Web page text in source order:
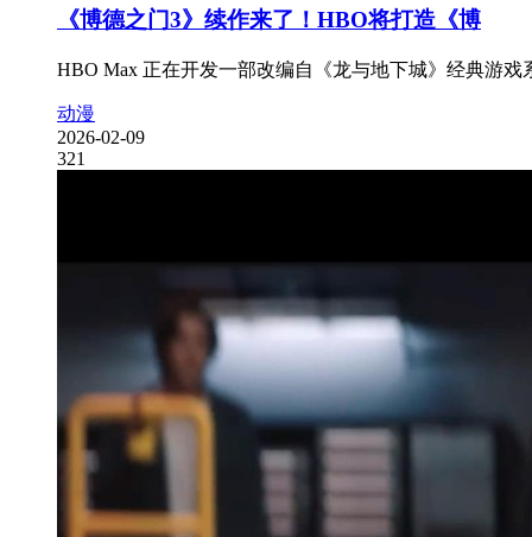
《博德之门3》续作来了！HBO将打造《博
HBO Max 正在开发一部改编自《龙与地下城》经典游
动漫
2026-02-09
321